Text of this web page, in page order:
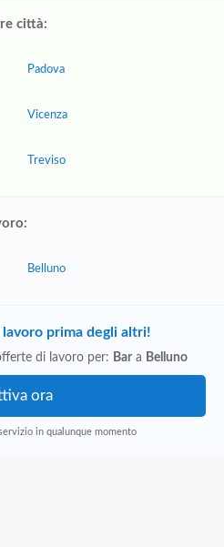
città:
Padova
Vicenza
Treviso
Belluno
prima degli altri!
di lavoro per: Bar a Belluno
in qualunque momento